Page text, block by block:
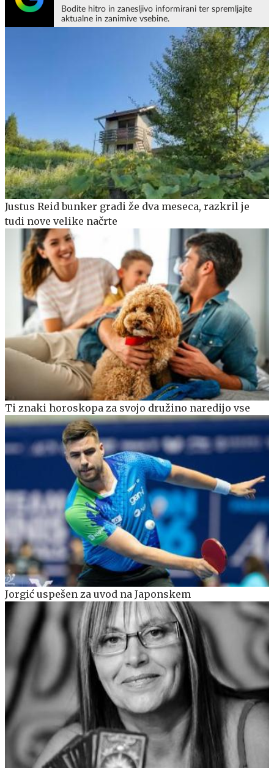
Bodite hitro in zanesljivo informirani ter spremljajte
aktualne in zanimive vsebine.
Justus Reid bunker gradi že dva meseca, razkril je
tudi nove velike načrte
Ti znaki horoskopa za svojo družino naredijo vse
Jorgić uspešen za uvod na Japonskem